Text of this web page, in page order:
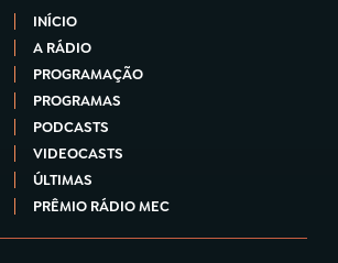
INÍCIO
A RÁDIO
PROGRAMAÇÃO
PROGRAMAS
PODCASTS
VIDEOCASTS
ÚLTIMAS
PRÊMIO RÁDIO MEC